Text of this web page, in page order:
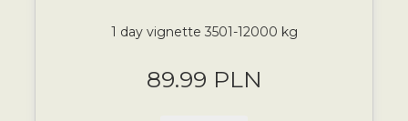
1 day vignette 3501-12000 kg
89.99 PLN